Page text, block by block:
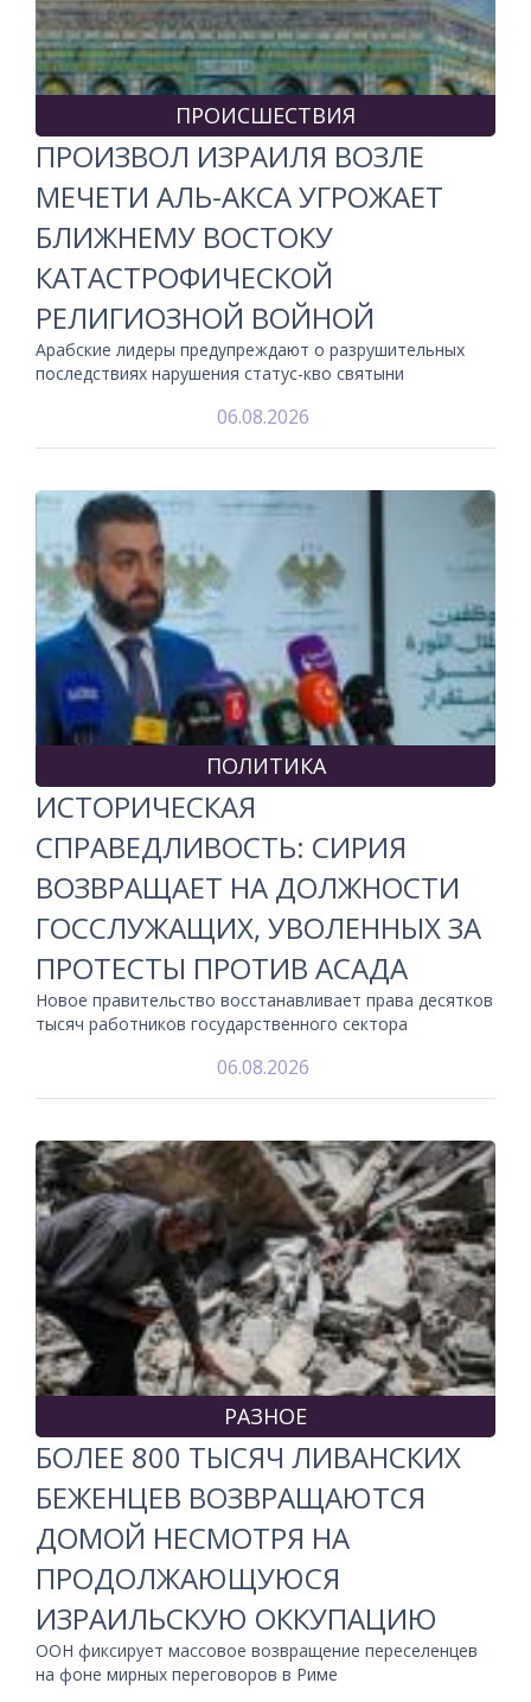
ПРОИСШЕСТВИЯ
ПРОИЗВОЛ ИЗРАИЛЯ ВОЗЛЕ
МЕЧЕТИ АЛЬ-АКСА УГРОЖАЕТ
БЛИЖНЕМУ ВОСТОКУ
КАТАСТРОФИЧЕСКОЙ
РЕЛИГИОЗНОЙ ВОЙНОЙ
Арабские лидеры предупреждают о разрушительных
последствиях нарушения статус-кво святыни
06.08.2026
ПОЛИТИКА
ИСТОРИЧЕСКАЯ
СПРАВЕДЛИВОСТЬ: СИРИЯ
ВОЗВРАЩАЕТ НА ДОЛЖНОСТИ
ГОССЛУЖАЩИХ, УВОЛЕННЫХ ЗА
ПРОТЕСТЫ ПРОТИВ АСАДА
Новое правительство восстанавливает права десятков
тысяч работников государственного сектора
06.08.2026
РАЗНОЕ
БОЛЕЕ 800 ТЫСЯЧ ЛИВАНСКИХ
БЕЖЕНЦЕВ ВОЗВРАЩАЮТСЯ
ДОМОЙ НЕСМОТРЯ НА
ПРОДОЛЖАЮЩУЮСЯ
ИЗРАИЛЬСКУЮ ОККУПАЦИЮ
ООН фиксирует массовое возвращение переселенцев
на фоне мирных переговоров в Риме